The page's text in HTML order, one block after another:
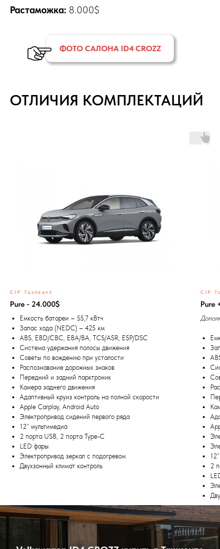
Растаможка: 8.000$
ФОТО САЛОНА ID4 CROZZ
ОТЛИЧИЯ КОМПЛЕКТАЦИЙ
CIP Tashkent
Pure - 24.000$
Емкость батареи – 55,7 кВтч
Запас хода (NEDC) – 425 км
ABS, EBD/CBC, EBA/BA, TCS/ASR, ESP/DSC
Система удержания полосы движения
Советы по вождению при усталости
Распознавание дорожных знаков
Передний и задний парктроник
Камера заднего движения
Адаптивный круиз контроль на полной скорости
Apple Carplay, Android Auto
Электропривод сидений первого ряда
12” мультимедиа
2 порта USB, 2 порта Type-C
LED фары
Электропривод зеркал с подогревом
Двухзонный климат контроль
CIP
Pure
2